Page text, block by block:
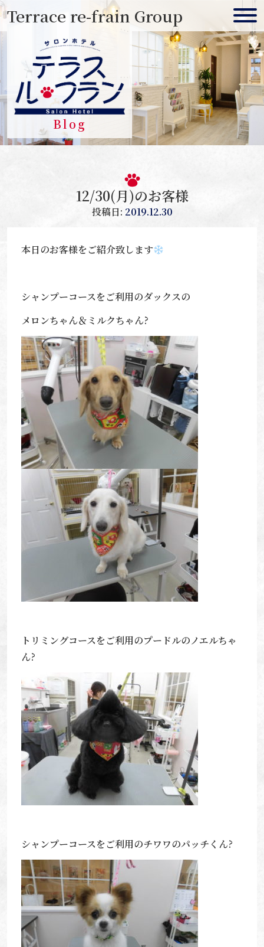
Skip
content
Terrace re-frain Group
Blog
12/30(月)のお客様
投稿日: 2019.12.30
本日のお客様をご紹介致します
シャンプーコースをご利用のダックスの
メロンちゃん＆ミルクちゃん?
トリミングコースをご利用のプードルのノエルちゃ
ん?
シャンプーコースをご利用のチワワのパッチくん?